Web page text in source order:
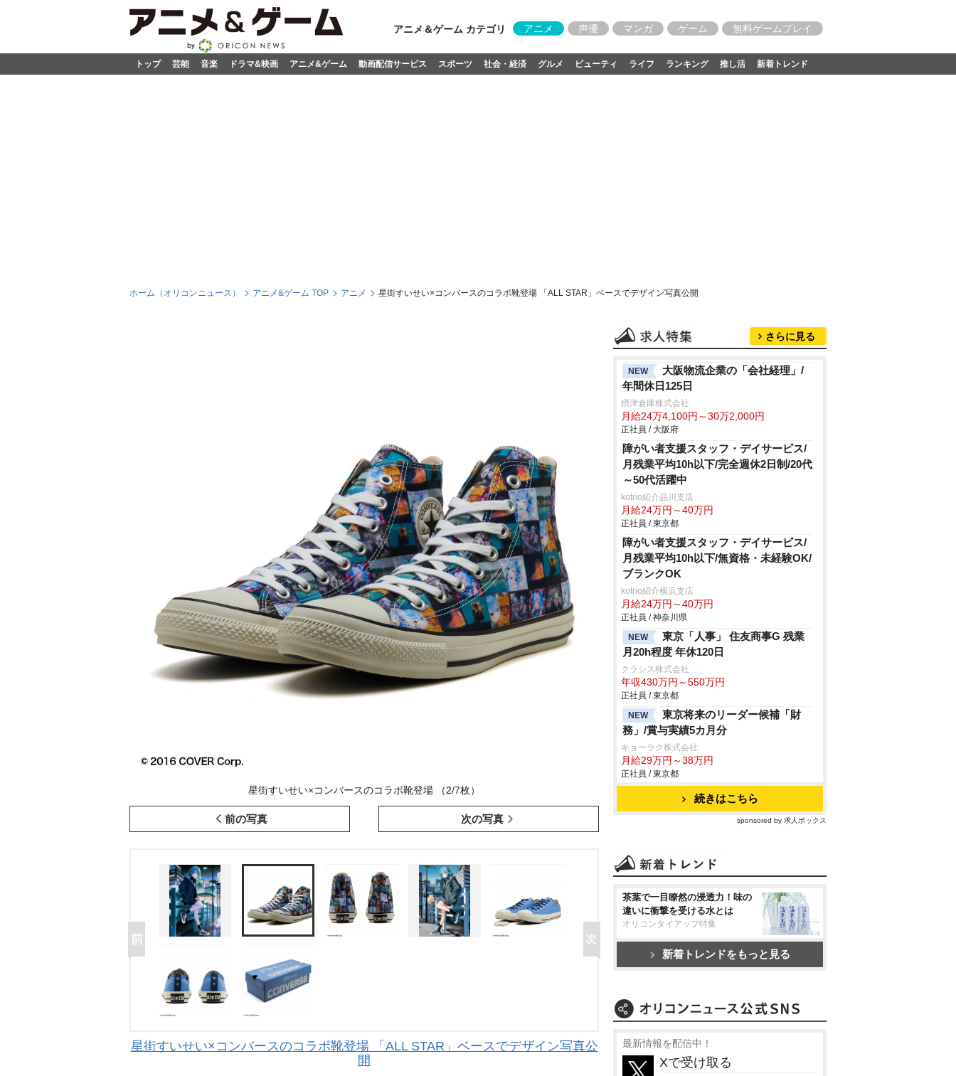
アニメ＆ゲーム カテゴリ アニメ 声優 マンガ ゲーム 無料ゲームプレイ
トップ 芸能 音楽 ドラマ&映画 アニメ&ゲーム 動画配信サービス スポーツ 社会・経済 グルメ ビューティ ライフ ランキング 推し活 新着トレンド
ホーム（オリコンニュース） アニメ&ゲーム TOP アニメ 星街すいせい×コンバースのコラボ靴登場 「ALL STAR」ベースでデザイン写真公開
星街すいせい×コンバースのコラボ靴登場 （2/7枚）
前の写真 次の写真
星街すいせい×コンバースのコラボ靴登場 「ALL STAR」ベースでデザイン写真公
開
さらに見る
NEW
大阪物流企業の「会社経理」/
年間休日125日
摂津倉庫株式会社
月給24万4,100円～30万2,000円
正社員 / 大阪府
障がい者支援スタッフ・デイサービス/
月残業平均10h以下/完全週休2日制/20代
～50代活躍中
kotrio紹介品川支店
月給24万円～40万円
正社員 / 東京都
障がい者支援スタッフ・デイサービス/
月残業平均10h以下/無資格・未経験OK/
ブランクOK
kotrio紹介横浜支店
月給24万円～40万円
正社員 / 神奈川県
NEW
東京「人事」 住友商事G 残業
月20h程度 年休120日
クラシス株式会社
年収430万円～550万円
正社員 / 東京都
NEW
東京将来のリーダー候補「財
務」/賞与実績5カ月分
キョーラク株式会社
月給29万円～38万円
正社員 / 東京都
続きはこちら
sponsored by 求人ボックス
茶葉で一目瞭然の浸透力！味の
違いに衝撃を受ける水とは
オリコンタイアップ特集
新着トレンドをもっと見る
最新情報を配信中！
Xで受け取る